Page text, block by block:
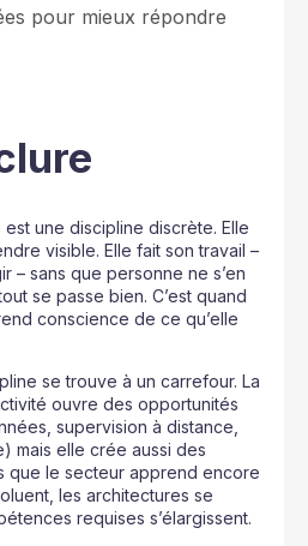
pour mieux répondre
une discipline discrète. Elle
visible. Elle fait son travail –
– sans que personne ne s’en
se passe bien. C’est quand
conscience de ce qu’elle
se trouve à un carrefour. La
ouvre des opportunités
supervision à distance,
mais elle crée aussi des
que le secteur apprend encore
les architectures se
requises s’élargissent.